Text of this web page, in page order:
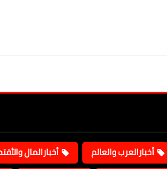
أخبارالعرب والعالم
أخبارالمال